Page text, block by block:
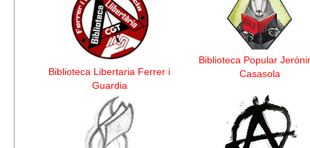
Biblioteca Libertaria Ferrer i
Guardia
Biblioteca Popular
Casasola